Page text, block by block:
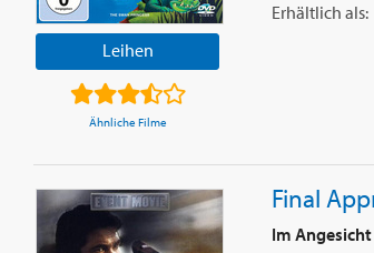
Leihen
Ähnliche Filme
Erhältlich als:
Final
Im Angesicht